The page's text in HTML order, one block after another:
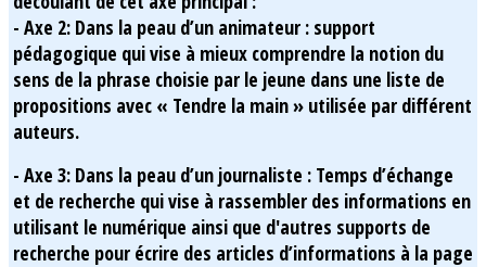
- Axe 2: Dans la peau d’un animateur : support
pédagogique qui vise à mieux comprendre la notion du
sens de la phrase choisie par le jeune dans une liste de
propositions avec « Tendre la main » utilisée par différent
auteurs.
- Axe 3: Dans la peau d’un journaliste : Temps d’échange
et de recherche qui vise à rassembler des informations en
utilisant le numérique ainsi que d'autres supports de
recherche pour écrire des articles d’informations à la page